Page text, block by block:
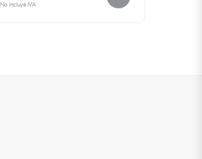
No incluye IVA